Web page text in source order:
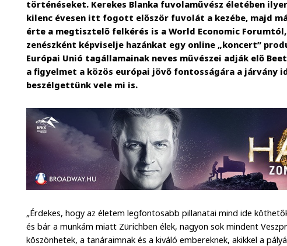
történéseket. Kerekes Blanka fuvolaművész életében
kilenc évesen itt fogott először fuvolát a kezébe, majd
érte a megtisztelő felkérés is a World Economic
zenészként képviselje hazánkat egy online „koncert”
Európai Unió tagállamainak neves művészei adják elő
a figyelmet a közös európai jövő fontosságára a járvány
beszélgettünk vele mi is.
„Érdekes, hogy az életem legfontosabb pillanatai mind ide
és bár a munkám miatt Zürichben élek, nagyon sok mindent
köszönhetek, a tanáraimnak és a kiváló embereknek, akikkel a